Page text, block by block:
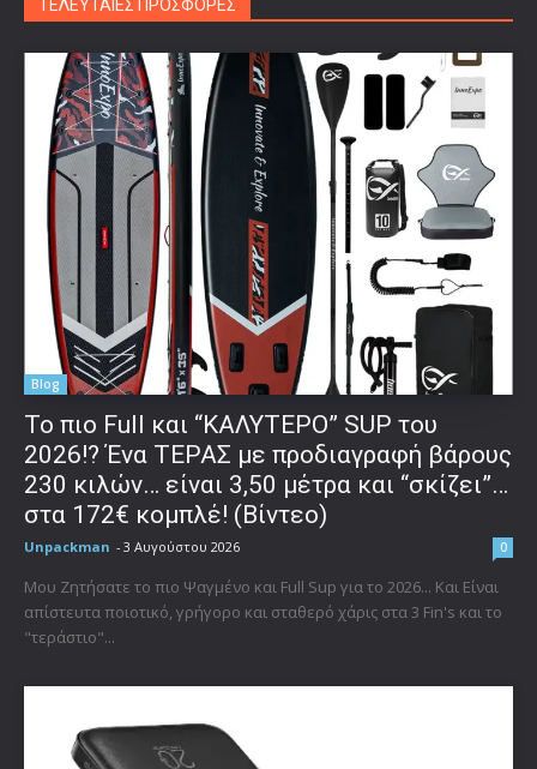
ΤΕΛΕΥΤΑΙΕΣ ΠΡΟΣΦΟΡΕΣ
Blog
To πιο Full και “ΚΑΛΥΤΕΡΟ” SUP του
2026!? Ένα ΤΕΡΑΣ με προδιαγραφή βάρους
230 κιλών… είναι 3,50 μέτρα και “σκίζει”…
στα 172€ κομπλέ! (Βίντεο)
Unpackman - 3 Αυγούστου 2026 0
Μου Ζητήσατε το πιο Ψαγμένο και Full Sup για το 2026... Και Είναι
απίστευτα ποιοτικό, γρήγορο και σταθερό χάρις στα 3 Fin's και το
"τεράστιο"...